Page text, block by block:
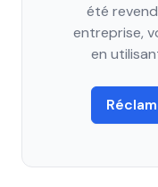
été
entreprise,
en